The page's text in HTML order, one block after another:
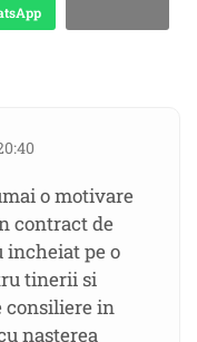
o motivare
contract de
incheiat pe o
tinerii si
consiliere in
nasterea